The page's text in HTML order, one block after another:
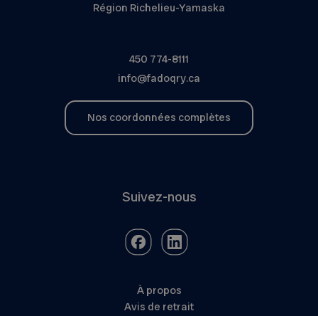
Région Richelieu-Yamaska
450 774-8111
info@fadoqry.ca
Nos coordonnées complètes
Suivez-nous
À propos
Avis de retrait